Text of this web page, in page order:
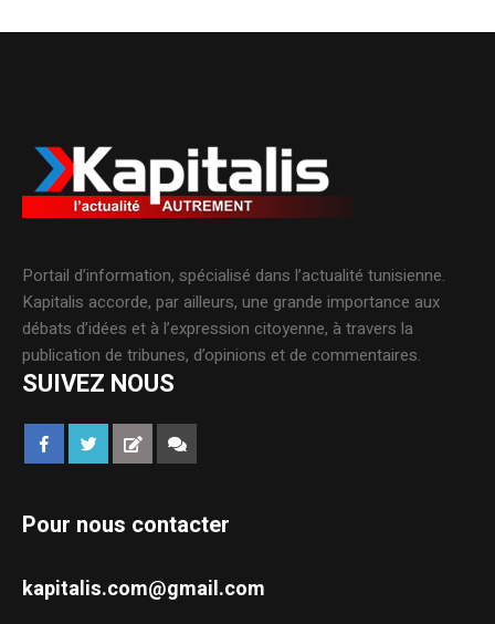
Portail d’information, spécialisé dans l’actualité tunisienne.
Kapitalis accorde, par ailleurs, une grande importance aux
débats d’idées et à l’expression citoyenne, à travers la
publication de tribunes, d’opinions et de commentaires.
SUIVEZ NOUS
Pour nous contacter
kapitalis.com@gmail.com